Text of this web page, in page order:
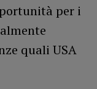
per i
quali USA